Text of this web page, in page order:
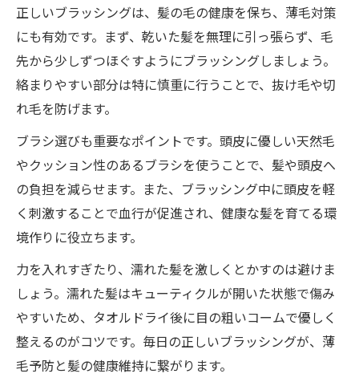
正しいブラッシングは、髪の毛の健康を保ち、薄毛対策
にも有効です。まず、乾いた髪を無理に引っ張らず、毛
先から少しずつほぐすようにブラッシングしましょう。
絡まりやすい部分は特に慎重に行うことで、抜け毛や切
れ毛を防げます。
ブラシ選びも重要なポイントです。頭皮に優しい天然毛
やクッション性のあるブラシを使うことで、髪や頭皮へ
の負担を減らせます。また、ブラッシング中に頭皮を軽
く刺激することで血行が促進され、健康な髪を育てる環
境作りに役立ちます。
力を入れすぎたり、濡れた髪を激しくとかすのは避けま
しょう。濡れた髪はキューティクルが開いた状態で傷み
やすいため、タオルドライ後に目の粗いコームで優しく
整えるのがコツです。毎日の正しいブラッシングが、薄
毛予防と髪の健康維持に繋がります。